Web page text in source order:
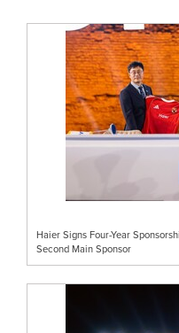
Haier Signs Four-Year
Second Main Sponsor